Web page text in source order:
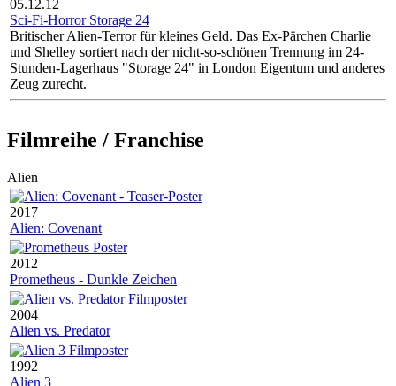
05.12.12
Sci-Fi-Horror Storage 24
Britischer Alien-Terror für kleines Geld. Das Ex-Pärchen Charlie
und Shelley sortiert nach der nicht-so-schönen Trennung im 24-
Stunden-Lagerhaus "Storage 24" in London Eigentum und anderes
Zeug zurecht.
Filmreihe / Franchise
Alien
2017
Alien: Covenant
2012
Prometheus - Dunkle Zeichen
2004
Alien vs. Predator
1992
Alien 3